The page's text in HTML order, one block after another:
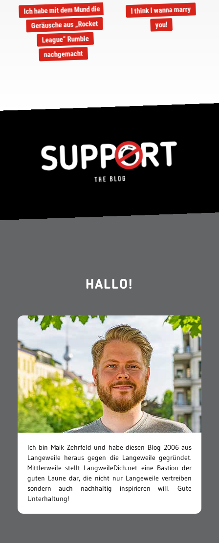
Ich habe mit dem Mund die
Geräusche aus „Rocket
League“ Rumble
nachgemacht
I think I wanna marry
you!
HALLO!
Ich bin Maik Zehrfeld und habe diesen Blog 2006 aus
Langeweile heraus gegen die Langeweile gegründet.
Mittlerweile stellt LangweileDich.net eine Bastion der
guten Laune dar, die nicht nur Langeweile vertreiben
sondern auch nachhaltig inspirieren will. Gute
Unterhaltung!